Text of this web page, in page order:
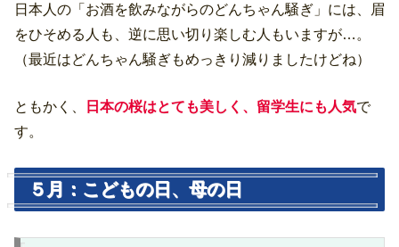
日本人の「お酒を飲みながらのどんちゃん騒ぎ」には、眉
をひそめる人も、逆に思い切り楽しむ人もいますが…。
（最近はどんちゃん騒ぎもめっきり減りましたけどね）
ともかく、 日本の桜はとても美しく、留学生にも人気で
す。
５月：こどもの日、母の日